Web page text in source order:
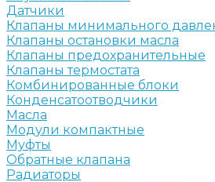
Датчики
Клапаны минимального
Клапаны остановки масла
Клапаны предохранительные
Клапаны термостата
Комбинированные блоки
Конденсатоотводчики
Масла
Модули компактные
Муфты
Обратные клапана
Радиаторы